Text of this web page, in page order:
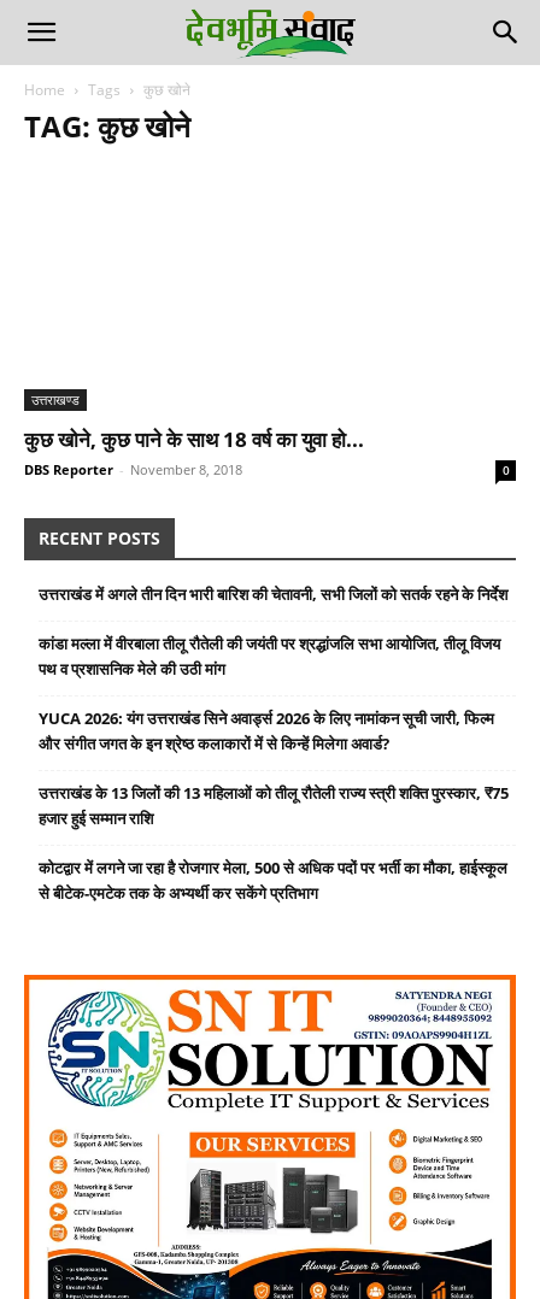
Home Tags कुछ खोने
TAG: कुछ खोने
उत्तराखण्ड
कुछ खोने, कुछ पाने के साथ 18 वर्ष का युवा हो...
DBS Reporter - November 8, 2018 0
RECENT POSTS
उत्तराखंड में अगले तीन दिन भारी बारिश की चेतावनी, सभी जिलों को सतर्क रहने के निर्देश
कांडा मल्ला में वीरबाला तीलू रौतेली की जयंती पर श्रद्धांजलि सभा आयोजित, तीलू विजय
पथ व प्रशासनिक मेले की उठी मांग
YUCA 2026: यंग उत्तराखंड सिने अवार्ड्स 2026 के लिए नामांकन सूची जारी, फिल्म
और संगीत जगत के इन श्रेष्ठ कलाकारों में से किन्हें मिलेगा अवार्ड?
उत्तराखंड के 13 जिलों की 13 महिलाओं को तीलू रौतेली राज्य स्त्री शक्ति पुरस्कार, ₹75
हजार हुई सम्मान राशि
कोटद्वार में लगने जा रहा है रोजगार मेला, 500 से अधिक पदों पर भर्ती का मौका, हाईस्कूल
से बीटेक-एमटेक तक के अभ्यर्थी कर सकेंगे प्रतिभाग